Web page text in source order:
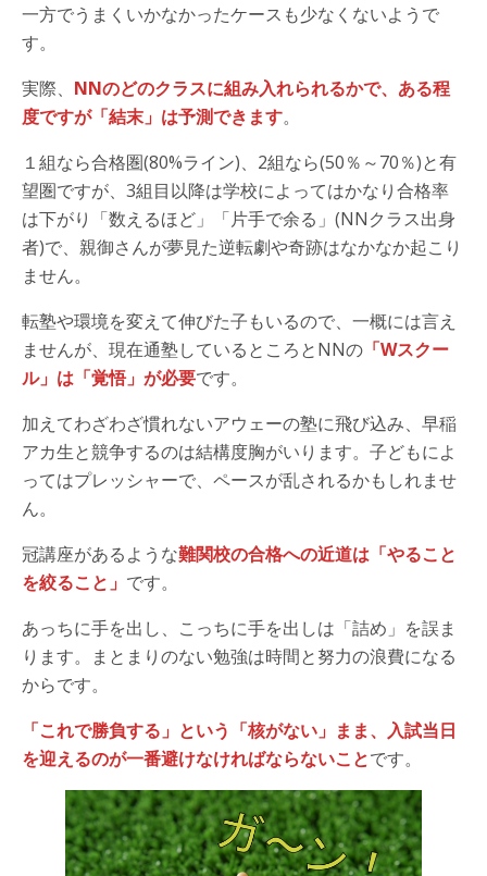
一方でうまくいかなかったケースも少なくないようで
す。
実際、 NNのどのクラスに組み入れられるかで、ある程
度ですが「結末」は予測できます。
１組なら合格圏(80%ライン)、2組なら(50％～70％)と有
望圏ですが、3組目以降は学校によってはかなり合格率
は下がり「数えるほど」「片手で余る」(NNクラス出身
者)で、親御さんが夢見た逆転劇や奇跡はなかなか起こり
ません。
転塾や環境を変えて伸びた子もいるので、一概には言え
ませんが、現在通塾しているところとNNの 「Wスクー
ル」は「覚悟」が必要です。
加えてわざわざ慣れないアウェーの塾に飛び込み、早稲
アカ生と競争するのは結構度胸がいります。子どもによ
ってはプレッシャーで、ペースが乱されるかもしれませ
ん。
冠講座があるような難関校の合格への近道は「やること
を絞ること」 です。
あっちに手を出し、こっちに手を出しは「詰め」を誤ま
ります。まとまりのない勉強は時間と努力の浪費になる
からです。
「これで勝負する」という「核がない」まま、入試当日
を迎えるのが一番避けなければならないことです。